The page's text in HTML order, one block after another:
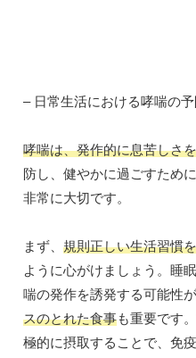
– 日常生活における哮喘の
哮喘は、発作的に息苦しさ
防し、健やかに過ごすため
非常に大切です。
まず、 規則正しい生活習慣
ように心がけましょう。睡
喘の発作を誘発する可能性
スのとれた食事も重要です
極的に摂取することで、免